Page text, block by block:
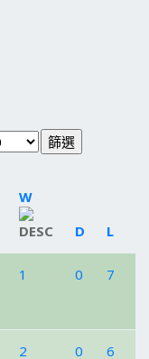
W
D
L
1 0 7
2 0 6